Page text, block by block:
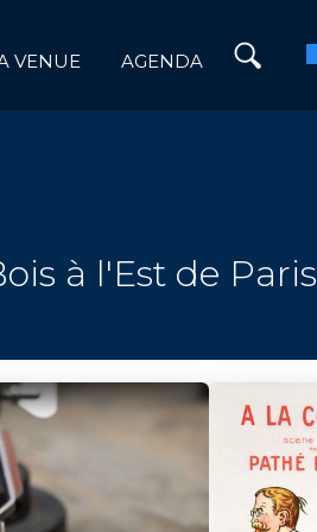
VENUE AGENDA
à l'Est de Paris